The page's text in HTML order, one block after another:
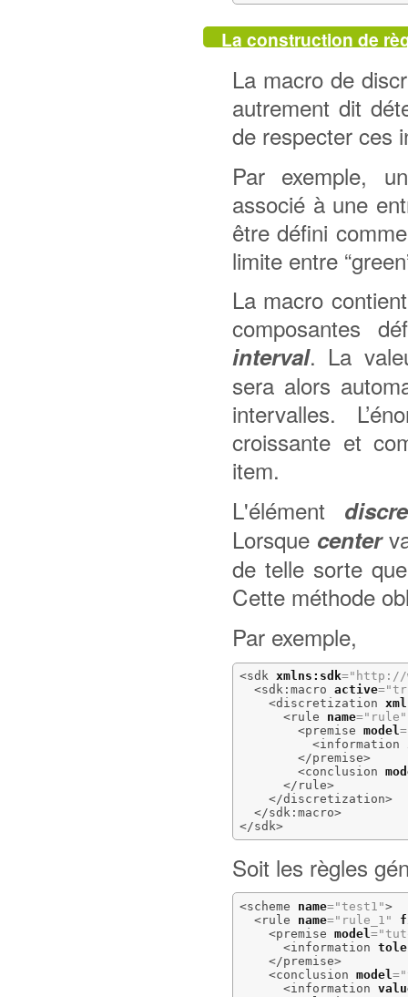
La construction de
La macro de
autrement dit
de respecter ces
Par exemple,
associé à une
être défini
limite entre
La macro
composantes
interval. La
sera alors
intervalles.
croissante et
item.
L'élément
Lorsque center
de telle sorte
Cette méthode
Par exemple,
<sdk xmlns:sdk="http://
<sdk:macro active=
<discretization
<rule
name="rule"
<premise model=
<information
</premise>
<conclusion
</rule>
</discretization>
</sdk:macro>
</sdk>
Soit les règles
<scheme name="test1">
<rule
name="rule_1"
<premise model =
<information
</premise>
<conclusion model =
<information